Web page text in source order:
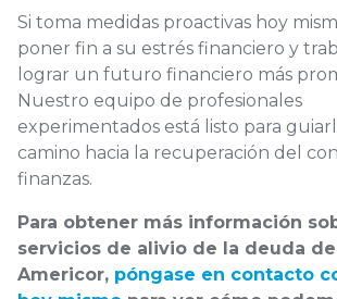
Si toma medidas proactivas hoy
poner fin a su estrés financiero y
lograr un futuro financiero más
Nuestro equipo de profesionales
experimentados está listo para
camino hacia la recuperación del
finanzas.
Para obtener más información
servicios de alivio de la deuda de
Americor, póngase en contacto